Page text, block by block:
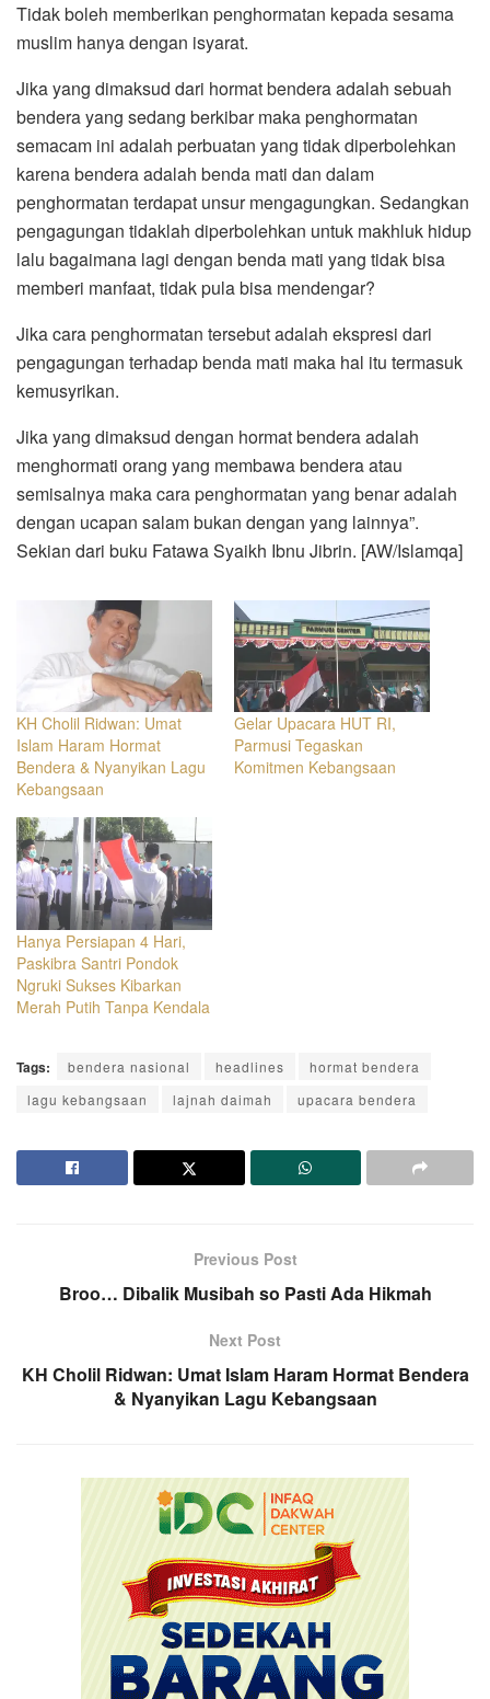
Tidak boleh memberikan penghormatan kepada sesama
muslim hanya dengan isyarat.
Jika yang dimaksud dari hormat bendera adalah sebuah
bendera yang sedang berkibar maka penghormatan
semacam ini adalah perbuatan yang tidak diperbolehkan
karena bendera adalah benda mati dan dalam
penghormatan terdapat unsur mengagungkan. Sedangkan
pengagungan tidaklah diperbolehkan untuk makhluk hidup
lalu bagaimana lagi dengan benda mati yang tidak bisa
memberi manfaat, tidak pula bisa mendengar?
Jika cara penghormatan tersebut adalah ekspresi dari
pengagungan terhadap benda mati maka hal itu termasuk
kemusyrikan.
Jika yang dimaksud dengan hormat bendera adalah
menghormati orang yang membawa bendera atau
semisalnya maka cara penghormatan yang benar adalah
dengan ucapan salam bukan dengan yang lainnya”.
Sekian dari buku Fatawa Syaikh Ibnu Jibrin. [AW/Islamqa]
KH Cholil Ridwan: Umat
Islam Haram Hormat
Bendera & Nyanyikan Lagu
Kebangsaan
Gelar Upacara HUT RI,
Parmusi Tegaskan
Komitmen Kebangsaan
Hanya Persiapan 4 Hari,
Paskibra Santri Pondok
Ngruki Sukses Kibarkan
Merah Putih Tanpa Kendala
Tags: bendera nasional headlines
hormat bendera
lagu kebangsaan
lajnah daimah upacara bendera
Previous Post
Broo… Dibalik Musibah so Pasti Ada Hikmah
Next Post
KH Cholil Ridwan: Umat Islam Haram Hormat Bendera
& Nyanyikan Lagu Kebangsaan